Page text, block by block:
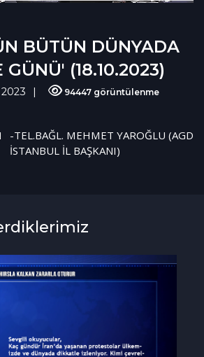
BÜTÜN DÜNYADA
GÜNÜ' (18.10.2023)
94447 görüntülenme
-TEL.BAĞL. MEHMET YAROĞLU (AGD
İSTANBUL İL BAŞKANI)